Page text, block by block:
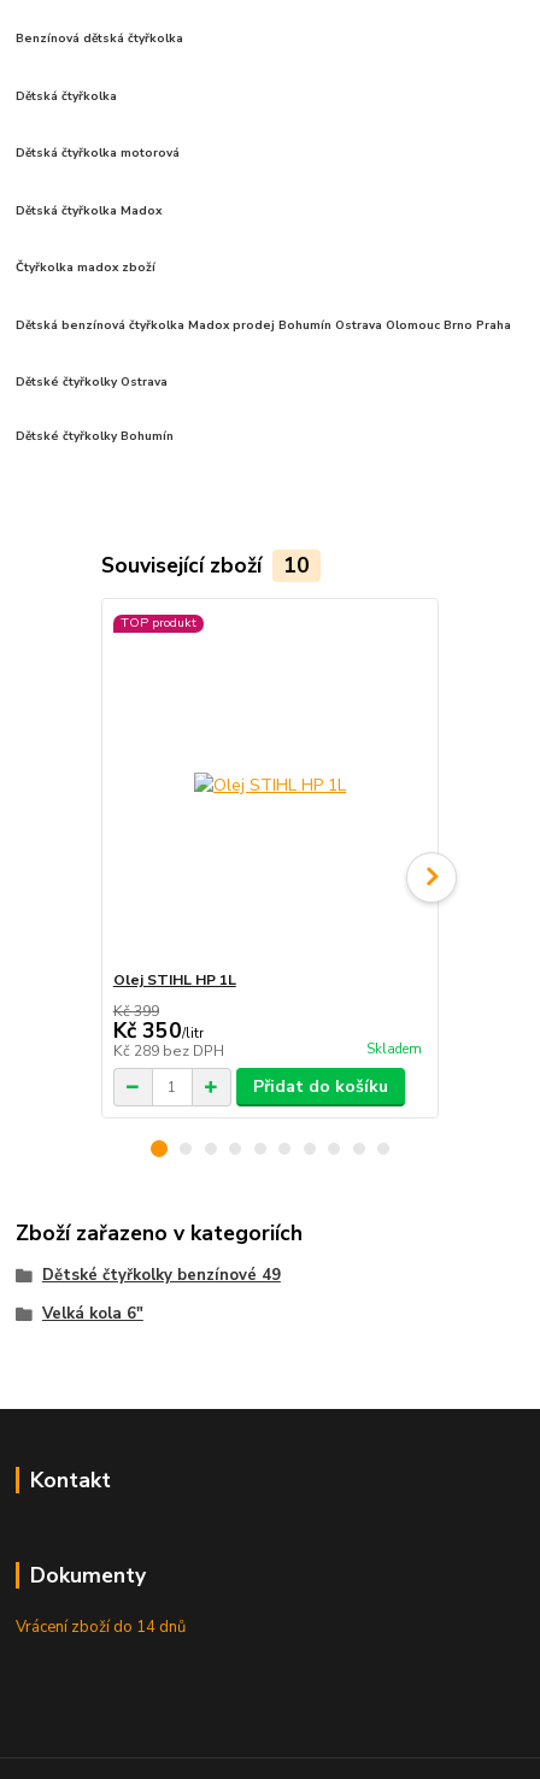
Benzínová dětská čtyřkolka
Dětská čtyřkolka
Dětská čtyřkolka motorová
Dětská čtyřkolka Madox
Čtyřkolka madox zboží
Dětská benzínová čtyřkolka Madox prodej Bohumín Ostrava Olomouc Brno Praha
Dětské čtyřkolky Ostrava
Dětské čtyřkolky Bohumín
Související zboží 10
TOP produkt
Olej STIHL HP 1L
Kč 399
Kč 350/litr
Kč 289 bez DPH Skladem
Přidat do košíku
Zboží zařazeno v kategoriích
Dětské čtyřkolky benzínové 49
Velká kola 6"
Kontakt
Dokumenty
Vrácení zboží do 14 dnů